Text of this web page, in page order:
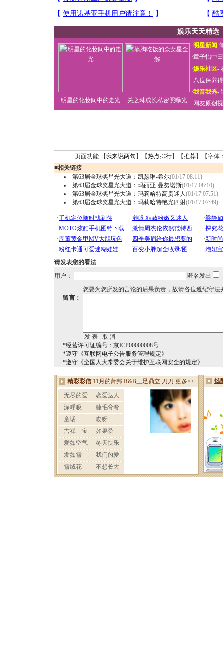
娱乐天天精选
明星的化妆间中的走光 关之琳成长私密照曝光
·明星新闻-
·章子怡中
·娱乐社区-
·八位保养
·我音我秀-
· 网友原创
页面功能 【我来说两句 】【热点排行】【推荐】【字体
■相关链接
第63届金球奖星光大道：凯瑟琳-希尔(01/17 08:11)
第63届金球奖星光大道：玛丽亚-曼努诺斯(01/17 08:10)
第63届金球奖星光大道：玛莉哈特高贵迷人(01/17 07:51)
第63届金球奖星光大道：玛莉哈特艳光四射(01/17 07:49)
请发表您的看法
用户：
匿名发出
您要为您所发的言论的后果负责，故请各位遵纪守法
留言：
*经营许可证编号：京ICP00000008号
*遵守《互联网电子公告服务管理规定》
*遵守《全国人大常委会关于维护互联网安全的规定》